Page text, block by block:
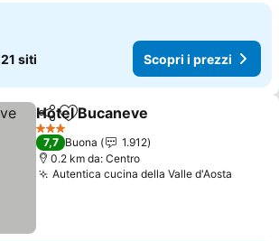
21 siti Scopri i prezzi
CondividiAggiungi ai preferiti
Hotel Bucaneve
3 Stelle
7,7 Buona
1.912
0.2 km da: Centro
Autentica cucina della Valle d'Aosta